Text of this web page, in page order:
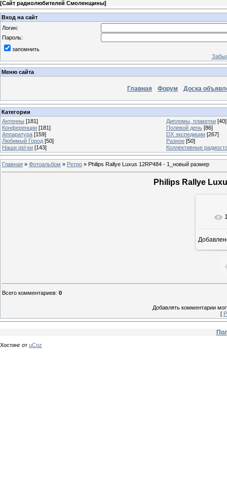
[Сайт радиолюбителей Смоленщины]
Вход на сайт
Логин:
Пароль:
запомнить
Меню сайта
Главная Форум Доска
Категории
Антенны [181] Дипломы, плакетки [40]
Конференции [181] Полевой день [86]
Аппаратура [159] DX экспедиции [267]
Любимый Город [50] Разное [50]
Наши qsl-ки [143] Коллективные
Главная » Фотоальбом » Ретро » Philips Rallye Luxus 12RP484 - 1_новый размер
Philips Rallye
Всего комментариев: 0
Добавлять комментарии
[
Хостинг от uCoz